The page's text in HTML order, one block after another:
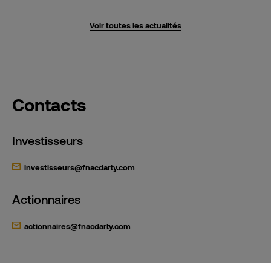
Voir toutes les actualités
Contacts
Investisseurs
investisseurs@fnacdarty.com
Actionnaires
actionnaires@fnacdarty.com